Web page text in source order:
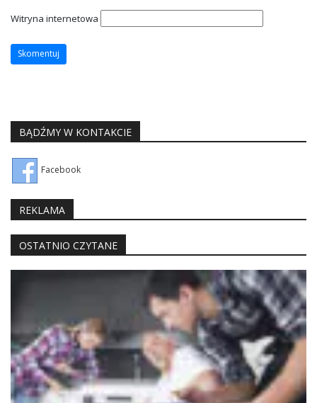
Witryna internetowa
BĄDŹMY W KONTAKCIE
Facebook
REKLAMA
OSTATNIO CZYTANE